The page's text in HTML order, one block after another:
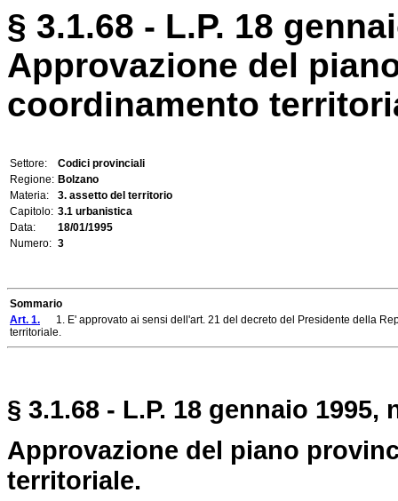
§ 3.1.68 - L.P. 18
Approvazione del
coordinamento
Settore:
Codici provinciali
Regione: Bolzano
Materia:
3. assetto del territorio
Capitolo: 3.1 urbanistica
Data:
18/01/1995
Numero: 3
Sommario
Art. 1. 1. E' approvato ai sensi dell'art. 21 del decreto del Presidente della
territoriale.
§ 3.1.68 - L.P. 18 gennaio 1995,
Approvazione del piano
territoriale.